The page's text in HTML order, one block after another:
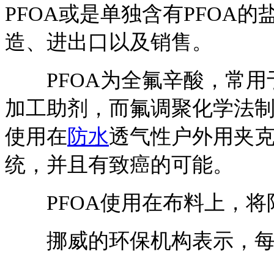
PFOA或是单独含有PFOA的
造、进出口以及销售。
PFOA为全氟辛酸，常用
加工助剂，而氟调聚化学法
使用在防水透气性户外用夹
统，并且有致癌的可能。
PFOA使用在布料上，将
挪威的环保机构表示，每